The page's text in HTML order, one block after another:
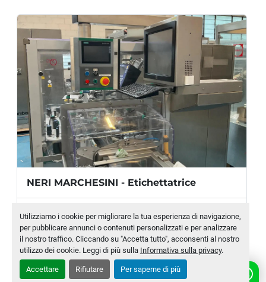
Utilizziamo i cookie per migliorare la tua esperienza di navigazione,
per pubblicare annunci o contenuti personalizzati e per analizzare
il nostro traffico. Cliccando su "Accetta tutto", acconsenti al nostro
utilizzo dei cookie. Leggi di più sulla Informativa sulla privacy.
Accettare Rifiutare Per saperne di più
seconda dell'etichetta e delle dimensioni
dell'oggetto)
Parti di formato disponibili: per fiale DIN da
1 + 2 ml (Ø 10,75 mm), 3 ml (Ø 12,75 mm),
5 ml (Ø 14,75 mm) e 10 ml (Ø 17,75 mm)
NERI MARCHESINI - Etichettatrice
Modello BL400VTE-TT
Numero di magazzino MLTC-0010-WH